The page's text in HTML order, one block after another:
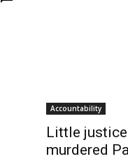
Accountability
Little
murdered